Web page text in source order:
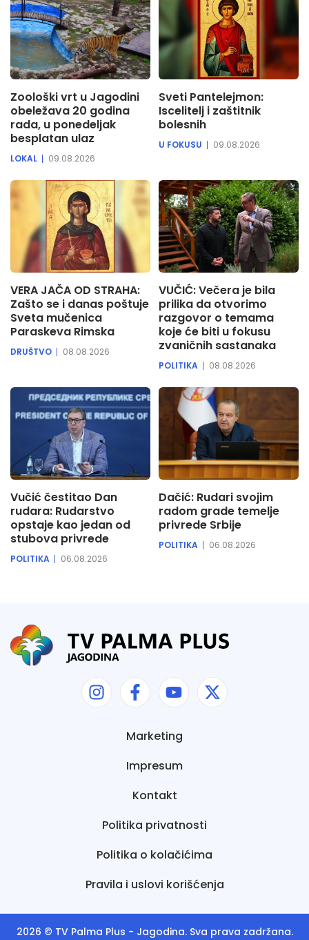
Zoološki vrt u Jagodini
obeležava 20 godina
rada, u ponedeljak
besplatan ulaz
LOKAL 09.08.2026
Sveti Pantelejmon:
Iscelitelj i zaštitnik
bolesnih
U FOKUSU 09.08.2026
VERA JAČA OD STRAHA:
Zašto se i danas poštuje
Sveta mučenica
Paraskeva Rimska
DRUŠTVO 08.08.2026
VUČIĆ: Večera je bila
prilika da otvorimo
razgovor o temama
koje će biti u fokusu
zvaničnih sastanaka
POLITIKA 08.08.2026
Vučić čestitao Dan
rudara: Rudarstvo
opstaje kao jedan od
stubova privrede
POLITIKA 06.08.2026
Dačić: Rudari svojim
radom grade temelje
privrede Srbije
POLITIKA 06.08.2026
Marketing
Impresum
Kontakt
Politika privatnosti
Politika o kolačićima
Pravila i uslovi korišćenja
2026 © TV Palma Plus - Jagodina. Sva prava zadržana.